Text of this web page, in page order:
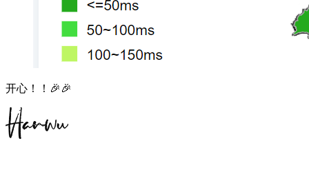
开心！！🎉🎉